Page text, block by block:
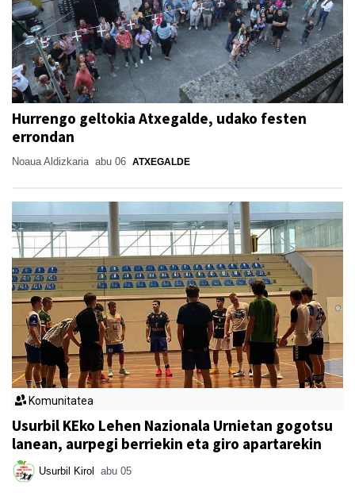
Hurrengo geltokia Atxegalde, udako festen
errondan
Noaua Aldizkaria abu 06 ATXEGALDE
Komunitatea
Usurbil KEko Lehen Nazionala Urnietan gogotsu
lanean, aurpegi berriekin eta giro apartarekin
Usurbil Kirol abu 05